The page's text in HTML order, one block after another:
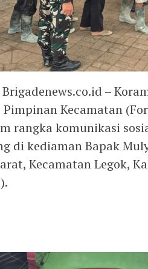
–
Kecamatan
rangka komunikasi
di kediaman Bapak
Kecamatan Legok,